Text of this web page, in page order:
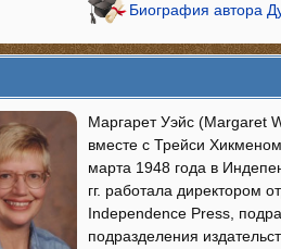
Биография автора
Маргарет Уэйс (Margaret
вместе с Трейси
марта 1948 года в
гг. работала директором
Independence Press,
подразделения